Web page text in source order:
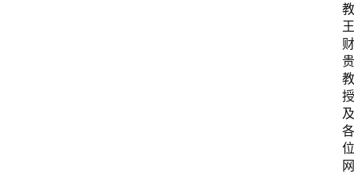
教
王
财
贵
教
授
及
各
位
网